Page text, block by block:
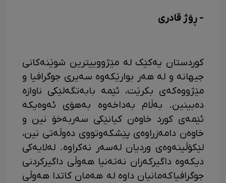
- ڕۆژ قادری
کوردستان یەکێک لە مێژووییترین شوێنەکانی
جیهانە و لە هەر بوارێکەوە سەیری جوگرافیا و
مێژووەکەی بکرێت، ئێمە بابەتگەلێکی ناوازە
دەبینین. بەڵام بەداخەوە بەهۆی ئەوەیکە
ئێمەی کورد خاوەن کیانێکی سەربەخۆ نین و
خاوەن دامەزراوەی پێشکەوتووی دەوڵەتی نین،
لێکۆڵینەوەی وردیان لەسەر نەکراوە. لەلایەکی
دیکەوە داگیرکەران نەتەنیا هەوڵی داگیرکردنی
جوگرافیاکەمانیان داوە لە هەمان کاتدا هەوڵی